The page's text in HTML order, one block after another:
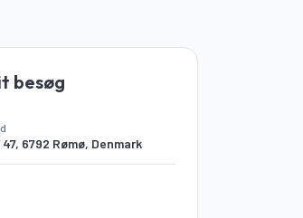
besøg
47, 6792 Rømø, Denmark